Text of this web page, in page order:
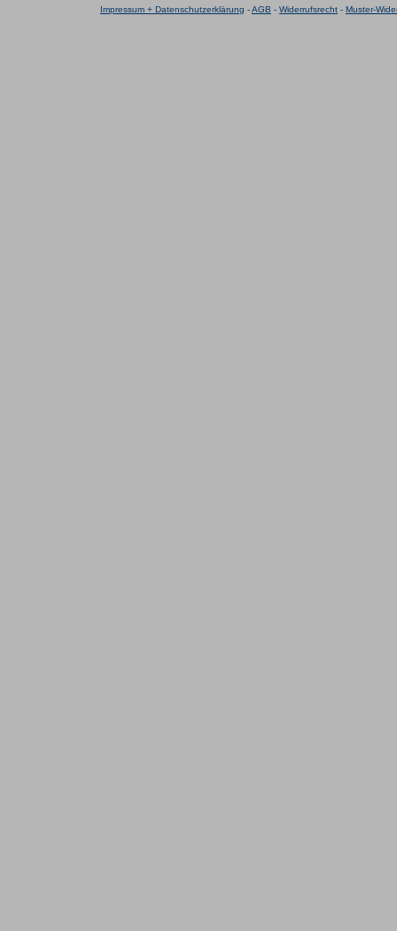
Impressum + Datenschutzerklärung -AGB - Widerrufsrecht - Muster-